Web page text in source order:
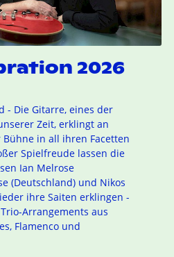
2026
- Die Gitarre, eines der
Zeit, erklingt an
in all ihren Facetten
Spielfreude lassen die
Ian Melrose
(Deutschland) und Nikos
ihre Saiten erklingen -
Arrangements aus
Flamenco und